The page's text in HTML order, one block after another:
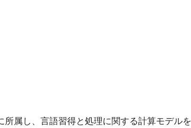
属し、言語習得と処理に関する計算モデルを